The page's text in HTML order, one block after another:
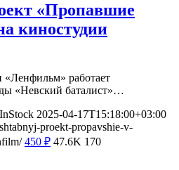
«Пропавшие
киностудии
«Ленфильм» работает
«Невский баталист»…
2025-04-17T15:18:00+03:00
proekt-propavshie-v-
450 ₽ 47.6K 170